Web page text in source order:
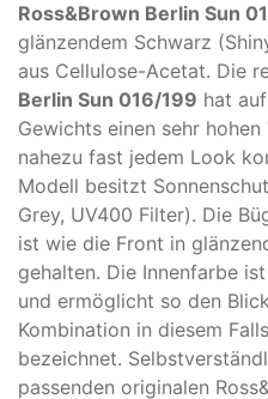
Ross&Brown Berlin Sun
glänzendem Schwarz
aus Cellulose-Acetat. Die
Berlin Sun 016/199 hat
Gewichts einen sehr
nahezu fast jedem Look
Modell besitzt
Grey, UV400 Filter). Die
ist wie die Front in
gehalten. Die Innenfarbe
und ermöglicht so den
Kombination in diesem
bezeichnet.
passenden originalen